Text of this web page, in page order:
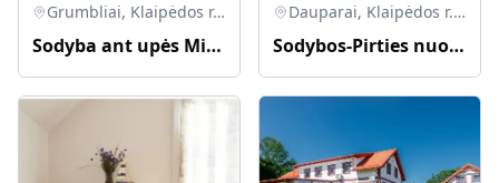
Grumbliai, Klaipėdos r. sav., Lietuva
Sodyba ant upės Minijos kranto
Dauparai, Klaipėdos r. sav., Lietuva
Sodybos-Pirties nuoma. Galima su kubilu bei nakvynę